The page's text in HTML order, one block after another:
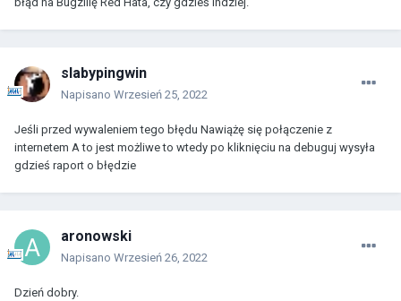
slabypingwin
Napisano Wrzesień 25, 2022
Jeśli przed wywaleniem tego błędu Nawiążę się połączenie z
internetem A to jest możliwe to wtedy po kliknięciu na debuguj wysyła
gdzieś raport o błędzie
aronowski
Napisano Wrzesień 26, 2022
Dzień dobry.